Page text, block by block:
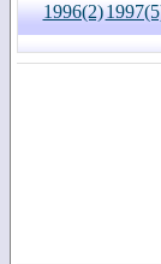
1996(2)